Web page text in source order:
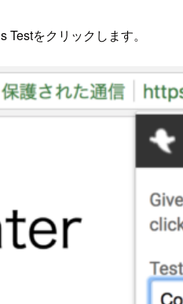
をクリックします。